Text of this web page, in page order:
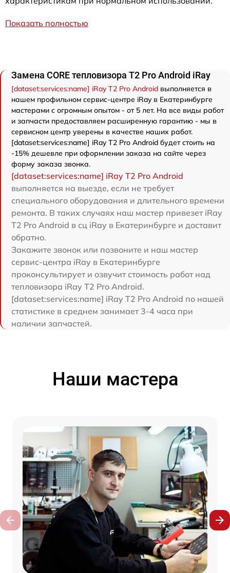
Показать полностью
Замена CORE тепловизора T2 Pro Android iRay
[dataset:services:name] iRay T2 Pro Android выполняется в
нашем профильном сервис-центре iRay в Екатеринбурге
мастерами с огромным опытом - от 5 лет. На все виды работ
и запчасти предоставляем расширенную гарантию - мы в
сервисном центр уверены в качестве наших работ.
[dataset:services:name] iRay T2 Pro Android будет стоить на
-15% дешевле при оформлении заказа на сайте через
форму заказа звонка.
[dataset:services:name] iRay T2 Pro Android
выполняется на выезде, если не требует
специального оборудования и длительного времени
ремонта. В таких случаях наш мастер привезет iRay
T2 Pro Android в сц iRay в Екатеринбурге и доставит
обратно.
Закажите звонок или позвоните и наш мастер
сервис-центра iRay в Екатеринбурге
проконсультирует и озвучит стоимость работ над
тепловизора iRay T2 Pro Android.
[dataset:services:name] iRay T2 Pro Android по нашей
статистике в среднем занимает 3-4 часа при
наличии запчастей.
Наши мастера